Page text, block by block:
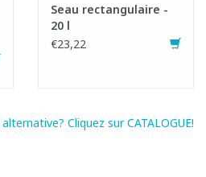
Seau rectangulaire -
20 l
€23,22
Cliquez sur CATALOGUE!